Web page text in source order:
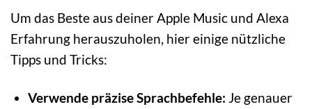
Um das Beste aus deiner Apple Music und Alexa
Erfahrung herauszuholen, hier einige nützliche
Tipps und Tricks:
Verwende präzise Sprachbefehle: Je genauer